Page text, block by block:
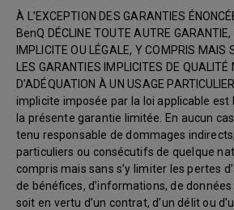
À L’EXCEPTION DES GARANTIES
BenQ DÉCLINE TOUTE AUTRE GARANTIE,
IMPLICITE OU LÉGALE, Y COMPRIS MAIS
LES GARANTIES IMPLICITES DE
D’ADÉQUATION À UN USAGE
implicite imposée par la loi applicable est
la présente garantie limitée. En aucun
tenu responsable de dommages
particuliers ou consécutifs de quelque
compris mais sans s’y limiter les pertes
de bénéfices, d’informations, de données
soit en vertu d’un contrat, d’un délit ou